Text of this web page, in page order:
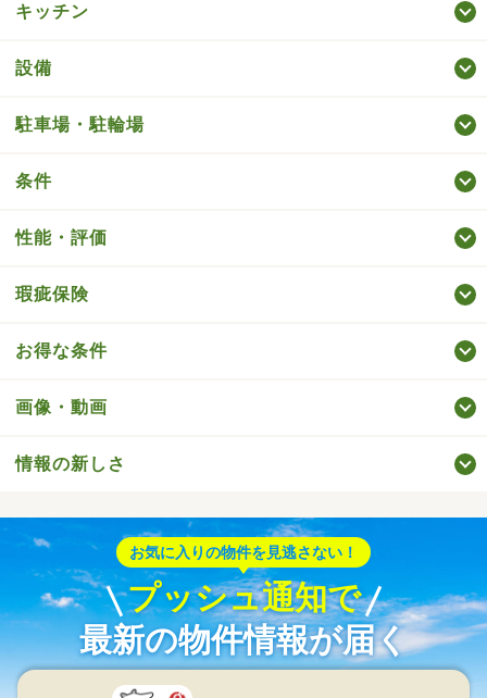
キッチン
設備
駐車場・駐輪場
条件
性能・評価
瑕疵保険
お得な条件
画像・動画
情報の新しさ
お気に入りの物件を見逃さない！
プッシュ通知で
最新の物件情報が届く